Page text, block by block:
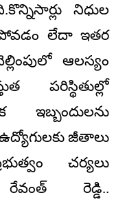
నిధుల
లేదా ఇతర
ఆలస్యం
పరిస్థితుల్లో
ఇబ్బందులను
జీతాలు
చర్యలు
రేవంత్ రెడ్డి..